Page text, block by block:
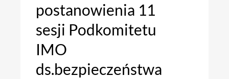
postanowienia 11
sesji Podkomitetu
IMO
ds.bezpieczeństwa